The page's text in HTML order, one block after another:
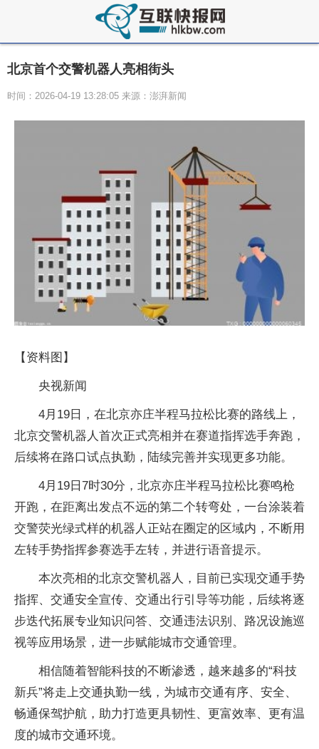
北京首个交警机器人亮相街头
时间：2026-04-19 13:28:05 来源：澎湃新闻
【资料图】
央视新闻
4月19日，在北京亦庄半程马拉松比赛的路线上，
北京交警机器人首次正式亮相并在赛道指挥选手奔跑，
后续将在路口试点执勤，陆续完善并实现更多功能。
4月19日7时30分，北京亦庄半程马拉松比赛鸣枪
开跑，在距离出发点不远的第二个转弯处，一台涂装着
交警荧光绿式样的机器人正站在圈定的区域内，不断用
左转手势指挥参赛选手左转，并进行语音提示。
本次亮相的北京交警机器人，目前已实现交通手势
指挥、交通安全宣传、交通出行引导等功能，后续将逐
步迭代拓展专业知识问答、交通违法识别、路况设施巡
视等应用场景，进一步赋能城市交通管理。
相信随着智能科技的不断渗透，越来越多的“科技
新兵”将走上交通执勤一线，为城市交通有序、安全、
畅通保驾护航，助力打造更具韧性、更富效率、更有温
度的城市交通环境。